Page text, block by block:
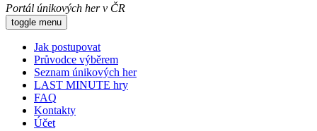
Portál únikových her v ČR
toggle menu
Jak postupovat
Průvodce výběrem
Seznam únikových her
LAST MINUTE hry
FAQ
Kontakty
Účet